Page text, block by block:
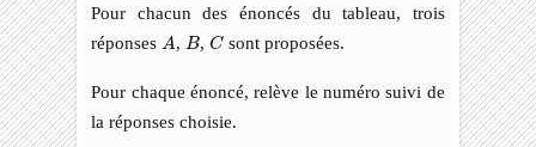
Pour chacun des énoncés du tableau, trois
réponses A
A, B
B,C
C sont proposées.
Pour chaque énoncé, relève le numéro suivi de
la réponses choisie.